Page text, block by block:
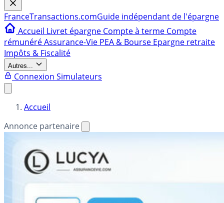
FranceTransactions.comGuide indépendant de l'épargne
Accueil Livret épargne Compte à terme Compte
rémunéréAssurance-Vie PEA & Bourse Epargne retraite
Impôts & Fiscalité
Autres...
Connexion Simulateurs
Accueil
Annonce partenaire